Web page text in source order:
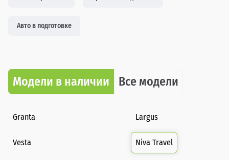
Авто в подготовке
Модели в наличии Все модели
Granta Largus
Vesta Niva Travel